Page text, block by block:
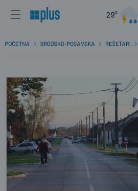
29°
POČETNA BRODSKO-POSAVSKA REŠETARI